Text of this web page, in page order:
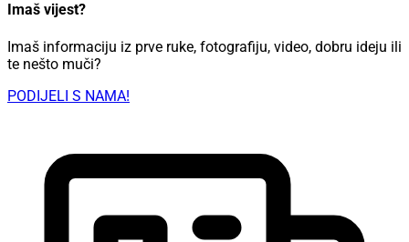
Imaš vijest?
Imaš informaciju iz prve ruke, fotografiju, video, dobru ideju ili
te nešto muči?
PODIJELI S NAMA!